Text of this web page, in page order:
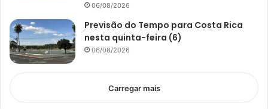
06/08/2026
Previsão do Tempo para Costa Rica
nesta quinta-feira (6)
06/08/2026
Carregar mais